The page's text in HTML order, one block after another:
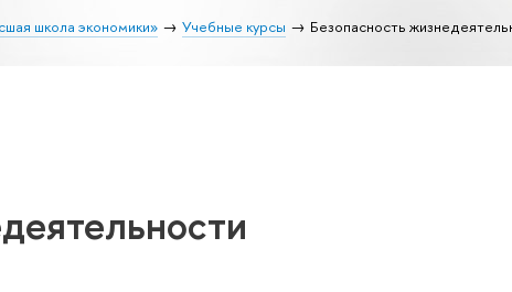
школа экономики» Учебные курсы Безопасность